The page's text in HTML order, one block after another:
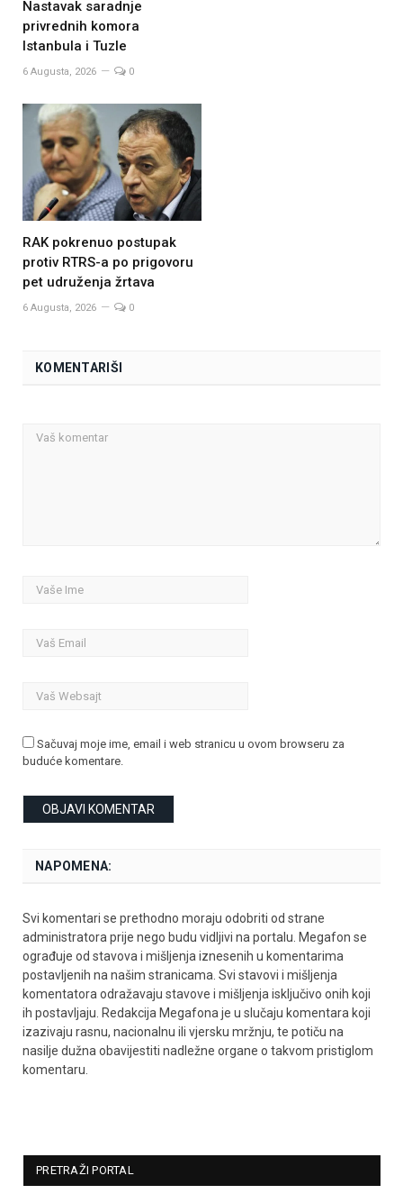
Nastavak saradnje
privrednih komora
Istanbula i Tuzle
6 Augusta, 2026 0
RAK pokrenuo postupak
protiv RTRS-a po prigovoru
pet udruženja žrtava
6 Augusta, 2026 0
KOMENTARIŠI
Sačuvaj moje ime, email i web stranicu u ovom browseru za
buduće komentare.
NAPOMENA:
Svi komentari se prethodno moraju odobriti od strane
administratora prije nego budu vidljivi na portalu. Megafon se
ograđuje od stavova i mišljenja iznesenih u komentarima
postavljenih na našim stranicama. Svi stavovi i mišljenja
komentatora odražavaju stavove i mišljenja isključivo onih koji
ih postavljaju. Redakcija Megafona je u slučaju komentara koji
izazivaju rasnu, nacionalnu ili vjersku mržnju, te potiču na
nasilje dužna obavijestiti nadležne organe o takvom pristiglom
komentaru.
PRETRAŽI PORTAL